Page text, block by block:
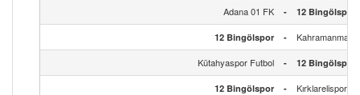
Adana 01 FK
- 12 Bingölspor
12 Bingölspor -
Kütahyaspor Futbol
- 12 Bingölspor
12 Bingölspor -
Kırklarelispor